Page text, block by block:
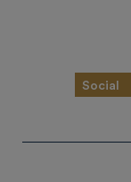
Social